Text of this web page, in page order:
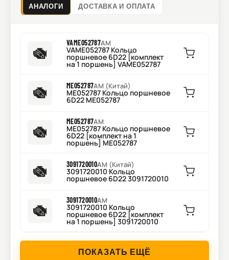
АНАЛОГИ ДОСТАВКА И ОПЛАТА
VAME052787AM
VAME052787 Кольцо
поршневое 6D22 [комплект
на 1 поршень] VAME052787
ME052787AM (Китай)
ME052787 Кольцо поршневое
6D22 ME052787
ME052787AM
ME052787 Кольцо поршневое
6D22 [комплект на 1
поршень] ME052787
3091720010AM (Китай)
3091720010 Кольцо
поршневое 6D22 3091720010
3091720010AM
3091720010 Кольцо
поршневое 6D22 [комплект
на 1 поршень] 3091720010
ПОКАЗАТЬ ЕЩЁ